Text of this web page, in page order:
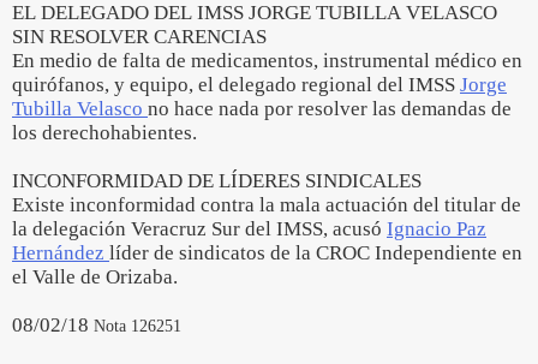
EL DELEGADO DEL IMSS JORGE TUBILLA VELASCO
SIN RESOLVER CARENCIAS
En medio de falta de medicamentos, instrumental médico en
quirófanos, y equipo, el delegado regional del IMSS Jorge
Tubilla Velasco no hace nada por resolver las demandas de
los derechohabientes.
INCONFORMIDAD DE LÍDERES SINDICALES
Existe inconformidad contra la mala actuación del titular de
la delegación Veracruz Sur del IMSS, acusó Ignacio Paz
Hernández líder de sindicatos de la CROC Independiente en
el Valle de Orizaba.
08/02/18 Nota 126251